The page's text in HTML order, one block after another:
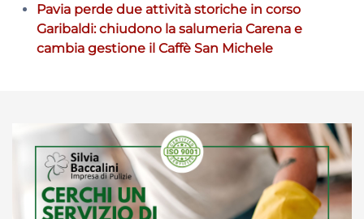
Pavia perde due attività storiche in corso
Garibaldi: chiudono la salumeria Carena e
cambia gestione il Caffè San Michele